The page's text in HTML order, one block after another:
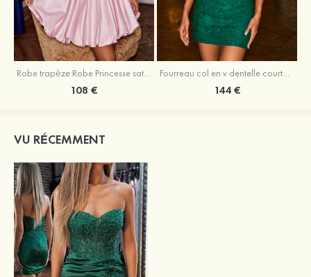
Robe trapèze Robe Princesse satin sans manches courte/mini robe de fête de la rentrée
108 €
Fourreau col en v dentelle courte/mini robe de fête de la rentré avec perles
144 €
VU RÉCEMMENT